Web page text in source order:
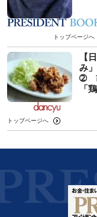
トップページへ
【
み
➁
「
トップページへ